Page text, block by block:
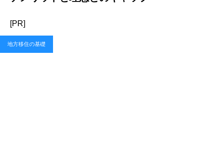
[PR]
地方移住の基礎